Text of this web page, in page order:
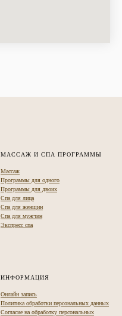
МАССАЖ И СПА ПРОГРАММЫ
Массаж
Программы для одного
Программы для двоих
Спа для лица
Спа для женщин
Спа для мужчин
Экспресс спа
ИНФОРМАЦИЯ
Онлайн запись
Политика обработки персональных данных
Согласие на обработку персональных